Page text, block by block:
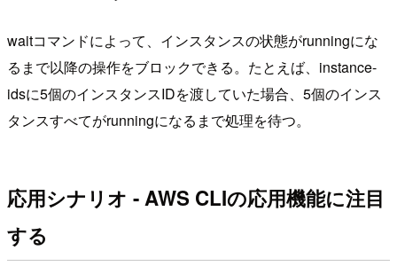
waitコマンドによって、インスタンスの状態がrunningにな
るまで以降の操作をブロックできる。たとえば、instance-
idsに5個のインスタンスIDを渡していた場合、5個のインス
タンスすべてがrunningになるまで処理を待つ。
応用シナリオ - AWS CLIの応用機能に注目
する